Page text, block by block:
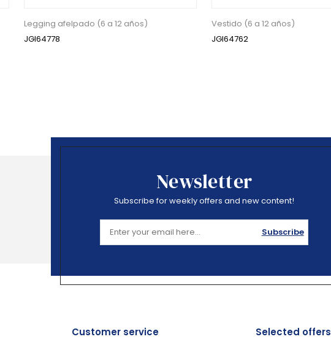
Legging afelpado (6 a 12 años)
JGI64778
Vestido (6 a 12 años)
JGI64762
Newsletter
Subscribe for weekly offers and new content!
Subscribe
Customer service Selected offers